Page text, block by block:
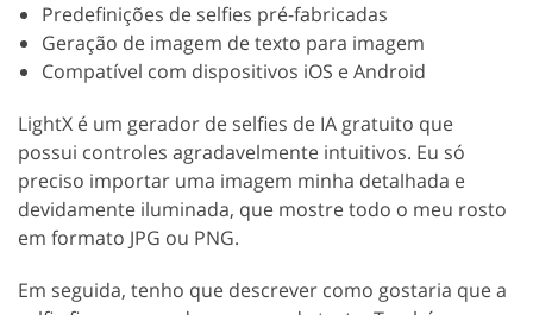
Predefinições de selfies pré-fabricadas
Geração de imagem de texto para imagem
Compatível com dispositivos iOS e Android
LightX é um gerador de selfies de IA gratuito que
possui controles agradavelmente intuitivos. Eu só
preciso importar uma imagem minha detalhada e
devidamente iluminada, que mostre todo o meu rosto
em formato JPG ou PNG.
Em seguida, tenho que descrever como gostaria que a